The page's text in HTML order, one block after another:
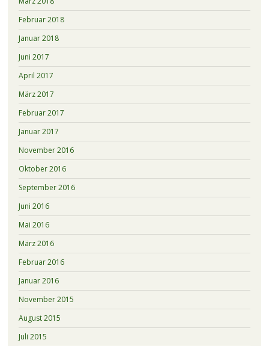
Februar 2018
Januar 2018
Juni 2017
April 2017
März 2017
Februar 2017
Januar 2017
November 2016
Oktober 2016
September 2016
Juni 2016
Mai 2016
März 2016
Februar 2016
Januar 2016
November 2015
August 2015
Juli 2015